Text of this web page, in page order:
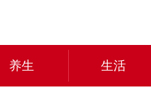
养生 生活